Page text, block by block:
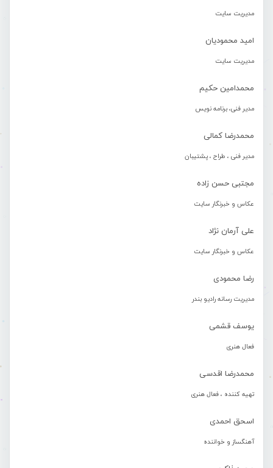
مدیریت سایت
امید محمودیان
مدیریت سایت
محمدامین حکیم
مدیر فنی، برنامه نویس
محمدرضا کمالی
مدیر فنی ، طراح ، پشتیبان
مجتبی حسن زاده
عکاس و خبرنگار سایت
علی آرمان نژاد
عکاس و خبرنگار سایت
رضا محمودی
مدیریت رسانه رادیو بندر
یوسف قشمی
فعال هنری
محمدرضا اقدسی
تهیه کننده ، فعال هنری
اسحق احمدی
آهنگساز و خواننده